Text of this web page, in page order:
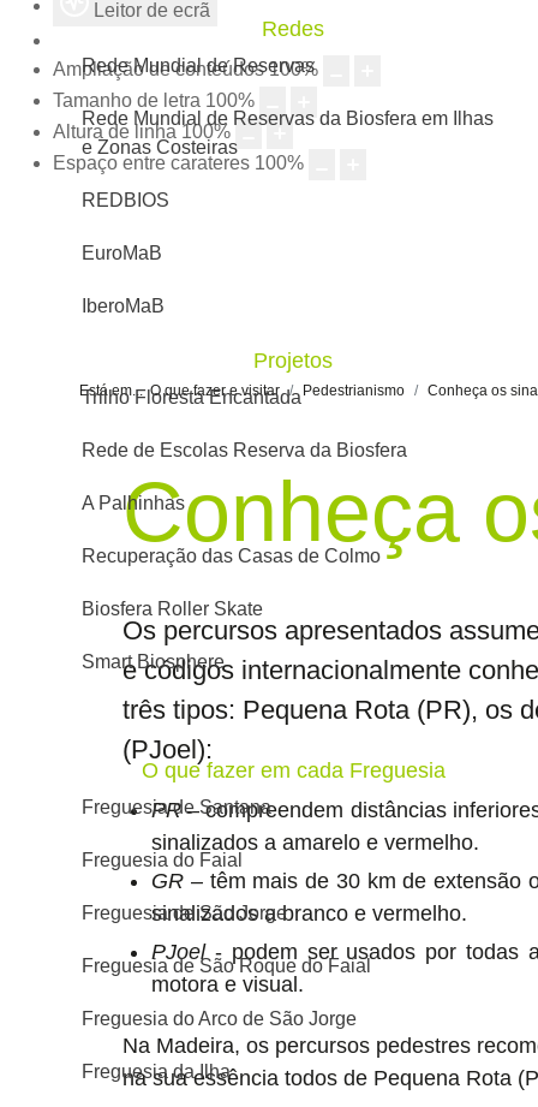
Leitor de ecrã
Ampliação de conteúdos 100%
Tamanho de letra 100%
Altura de linha 100%
Espaço entre carateres 100%
Redes
Rede Mundial de Reservas
Rede Mundial de Reservas da Biosfera em Ilhas
e Zonas Costeiras
REDBIOS
EuroMaB
IberoMaB
Projetos
Trilho Floresta Encantada
Rede de Escolas Reserva da Biosfera
A Palhinhas
Recuperação das Casas de Colmo
Biosfera Roller Skate
Smart Biosphere
O que fazer em cada Freguesia
Freguesia de Santana
Freguesia do Faial
Freguesia de São Jorge
Freguesia de São Roque do Faial
Freguesia do Arco de São Jorge
Freguesia da Ilha
Está em...O que fazer e visitar Pedestrianismo Conheça os
Conheça
Os percursos apresentados
e códigos internacionalmente
três tipos: Pequena Rota (PR), os
(PJoel):
PR– compreendem distâncias
sinalizados a amarelo e vermelho.
GR – têm mais de 30 km de extensão
sinalizados a branco e vermelho.
PJoel- podem ser usados por todas
motora e visual.
Na Madeira, os percursos pedestres
na sua essência todos de Pequena Rota